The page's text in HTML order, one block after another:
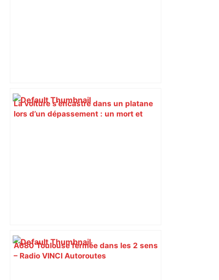
La voiture s’encastre dans un platane
lors d’un dépassement : un mort et
A680 Toulouse fermée dans les 2 sens
– Radio VINCI Autoroutes